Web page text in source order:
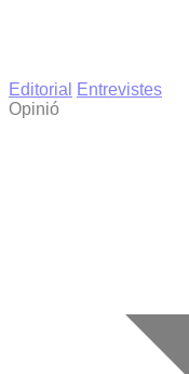
Editorial
Entrevistes
Opinió